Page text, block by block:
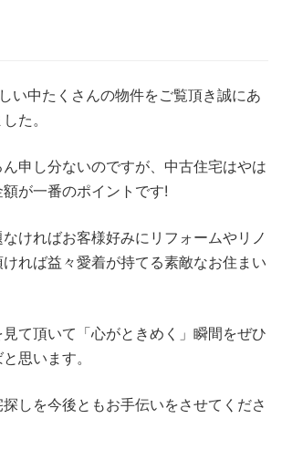
い中たくさんの物件をご覧頂き誠にあ
た。
申し分ないのですが、中古住宅はやは
が一番のポイントです!
ければお客様好みにリフォームやリノ
れば益々愛着が持てる素敵なお住まい
て頂いて「心がときめく」瞬間をぜひ
思います。
しを今後ともお手伝いをさせてくださ